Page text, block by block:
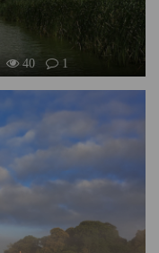
40 1